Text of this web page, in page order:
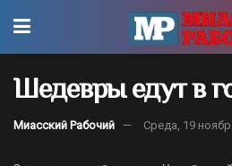
Шедевры едут в
Миасский Рабочий Среда, 19